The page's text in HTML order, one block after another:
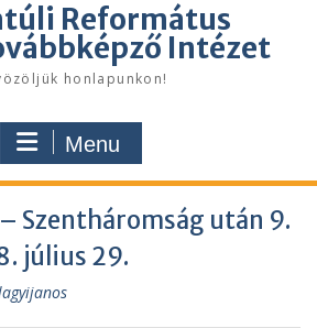
Református
Intézet
honlapunkon!
Menu
Szentháromság után 9.
július 29.